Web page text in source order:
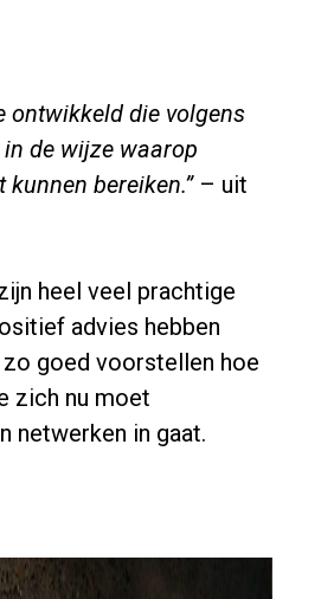
ontwikkeld die volgens
de wijze waarop
bereiken.” – uit
heel veel prachtige
advies hebben
goed voorstellen hoe
zich nu moet
netwerken in gaat.